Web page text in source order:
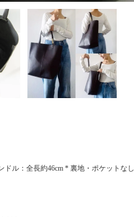
ドル：全長約46cm * 裏地・ポケットなし